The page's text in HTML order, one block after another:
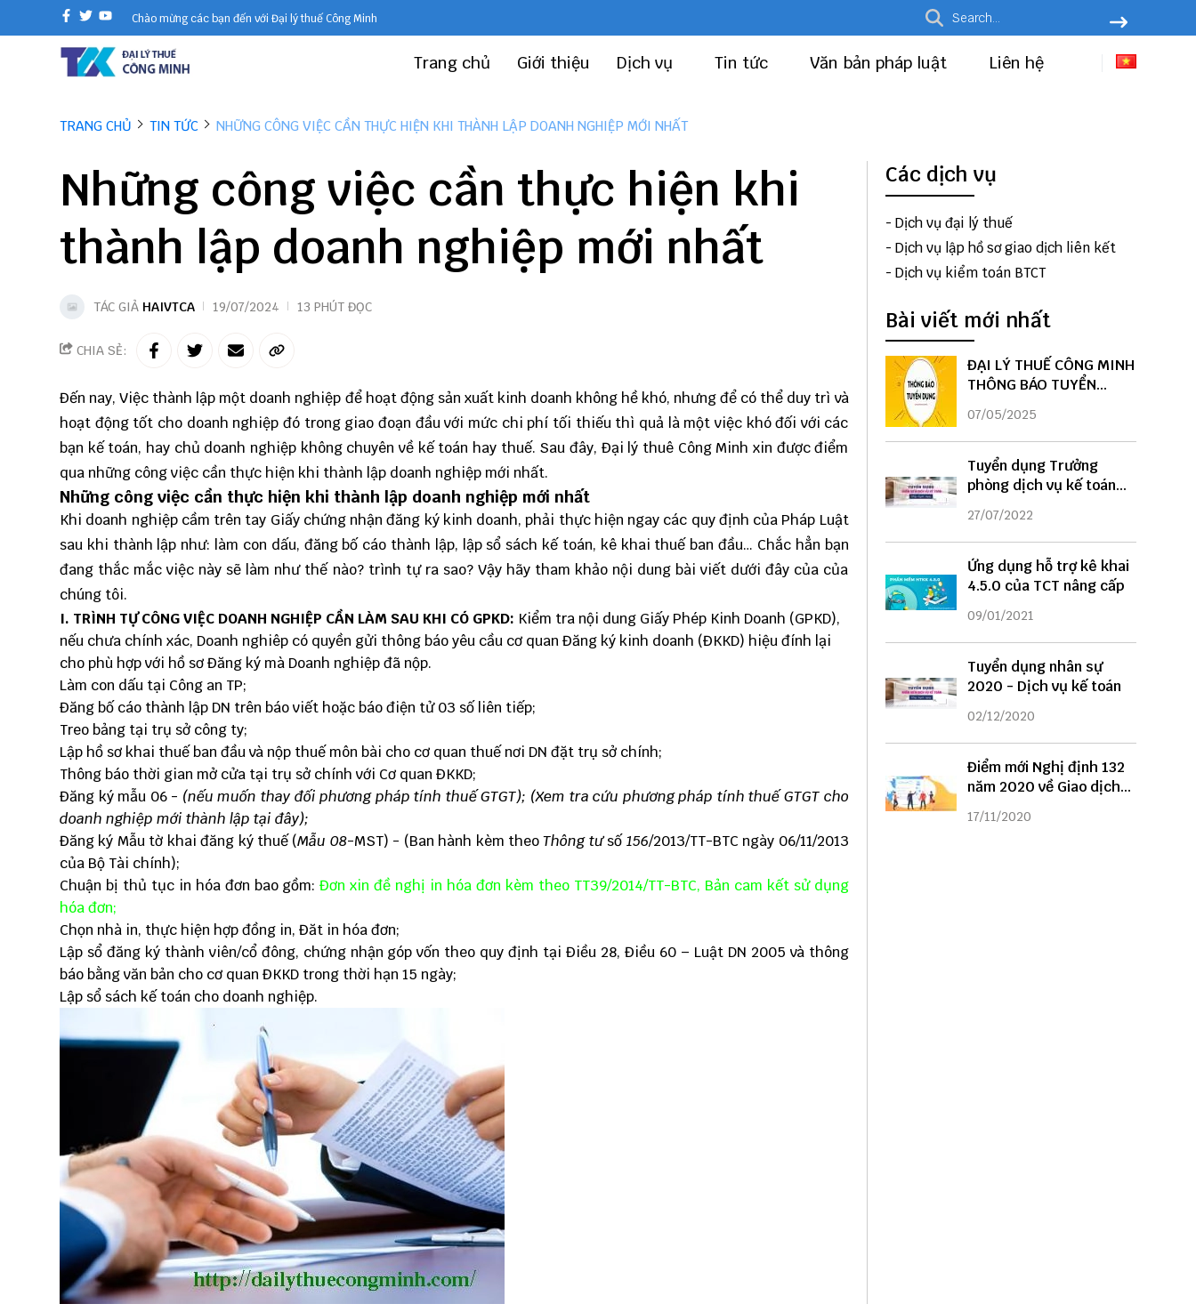
Chào mừng các bạn đến với Đại lý thuế Công Minh
Trang chủ Giới thiệu Dịch vụ Tin tức Văn bản pháp luật Liên hệ
TRANG CHỦ TIN TỨC NHỮNG CÔNG VIỆC CẦN THỰC HIỆN KHI THÀNH LẬP DOANH NGHIỆP MỚI NHẤT
Những công việc cần thực hiện khi
thành lập doanh nghiệp mới nhất
TÁC GIẢ HAIVTCA 19/07/2024 13 PHÚT ĐỌC
CHIA SẺ:
Đến nay, Việc thành lập một doanh nghiệp để hoạt động sản xuất kinh doanh không hề khó, nhưng để có thể duy trì và
hoạt động tốt cho doanh nghiệp đó trong giao đoạn đầu với mức chi phí tối thiếu thì quả là một việc khó đối với các
bạn kế toán, hay chủ doanh nghiệp không chuyên về kế toán hay thuế. Sau đây, Đại lý thuê Công Minh xin được điểm
qua những công việc cần thực hiện khi thành lập doanh nghiệp mới nhất.
Những công việc cần thực hiện khi thành lập doanh nghiệp mới nhất
Khi doanh nghiệp cầm trên tay Giấy chứng nhận đăng ký kinh doanh, phải thực hiện ngay các quy định của Pháp Luật
sau khi thành lập như: làm con dấu, đăng bố cáo thành lập, lập sổ sách kế toán, kê khai thuế ban đầu… Chắc hẳn bạn
đang thắc mắc việc này sẽ làm như thế nào? trình tự ra sao? Vậy hãy tham khảo nội dung bài viết dưới đây của của
chúng tôi.
I. TRÌNH TỰ CÔNG VIỆC DOANH NGHIỆP CẦN LÀM SAU KHI CÓ GPKD: Kiểm tra nội dung Giấy Phép Kinh Doanh (GPKD),
nếu chưa chính xác, Doanh nghiêp có quyền gửi thông báo yêu cầu cơ quan Đăng ký kinh doanh (ĐKKD) hiệu đính lại
cho phù hợp với hồ sơ Đăng ký mà Doanh nghiệp đã nộp.
Làm con dấu tại Công an TP;
Đăng bố cáo thành lập DN trên báo viết hoặc báo điện tử 03 số liên tiếp;
Treo bảng tại trụ sở công ty;
Lập hồ sơ khai thuế ban đầuvà nộp thuế môn bài cho cơ quan thuế nơi DN đặt trụ sở chính;
Thông báo thời gian mở cửa tại trụ sở chính với Cơ quan ĐKKD;
Đăng kýmẫu 06 - (nếu muốn thay đối phương pháp tính thuế GTGT); (Xem tra cứu phương pháp tính thuế GTGT cho
doanh nghiệp mới thành lập tại đây);
Đăng ký Mẫu tờ khai đăng ký thuế (Mẫu 08-MST) - (Ban hành kèm theoThông tưsố 156/2013/TT-BTC ngày 06/11/2013
của Bộ Tài chính);
Chuận bị thủ tục in hóa đơn bao gồm:Đơn xin đề nghị in hóa đơn kèm theo TT39/2014/TT-BTC, Bản cam kết sử dụng
hóa đơn;
Chọn nhà in, thực hiện hợp đồng in, Đăt in hóa đơn;
Lập sổ đăng ký thành viên/cổ đông, chứng nhận góp vốn theo quy định tại Điều 28, Điều 60 – Luật DN 2005 và thông
báo bằng văn bản cho cơ quan ĐKKD trong thời hạn 15 ngày;
Lập sổ sách kế toán cho doanh nghiệp.
Các dịch vụ
- Dịch vụ đại lý thuế
- Dịch vụ lập hồ sơ giao dịch liên kết
- Dịch vụ kiểm toán BTCT
Bài viết mới nhất
ĐẠI LÝ THUẾ CÔNG MINH
THÔNG BÁO TUYỂN
DỤNG
07/05/2025
Tuyển dụng Trưởng
phòng dịch vụ kế toán
năm 2022
27/07/2022
Ứng dụng hỗ trợ kê khai
4.5.0 của TCT nâng cấp
09/01/2021
Tuyển dụng nhân sự
2020 - Dịch vụ kế toán
02/12/2020
Điểm mới Nghị định 132
năm 2020 về Giao dịch
liên kết
17/11/2020